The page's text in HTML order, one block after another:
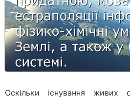
Оскільки існування живих